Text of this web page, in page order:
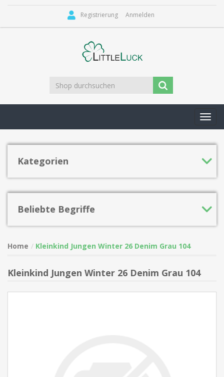
Registrierung Anmelden
Kategorien
Beliebte Begriffe
Home Kleinkind Jungen Winter 26 Denim Grau 104
Kleinkind Jungen Winter 26 Denim Grau 104